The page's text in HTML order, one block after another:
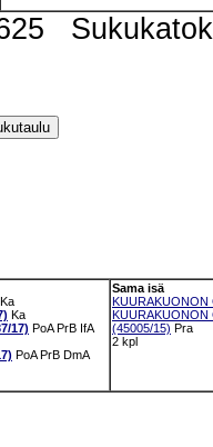
Ka
Ka
17) PoA PrB IfA
PoA PrB DmA
Sama isä
KUURAKUONON
KUURAKUONON
(45005/15) Pra
2 kpl